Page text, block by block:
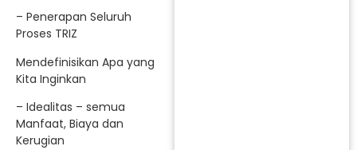
– Penerapan Seluruh
Proses TRIZ
Mendefinisikan Apa yang
Kita Inginkan
– Idealitas – semua
Manfaat, Biaya dan
Kerugian